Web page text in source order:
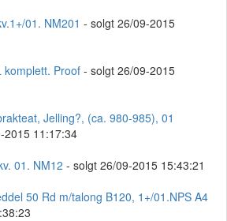
01. NM201 - solgt 26/09-2015
komplett. Proof - solgt 26/09-2015
Jelling?, (ca. 980-985), 01
2015 11:17:34
01. NM12 - solgt 26/09-2015 15:43:21
50 Rd m/talong B120, 1+/01.NPS A4